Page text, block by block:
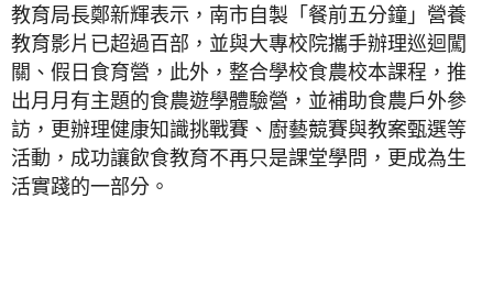
教育局長鄭新輝表示，南市自製「餐前五分鐘」營養
教育影片已超過百部，並與大專校院攜手辦理巡迴闖
關、假日食育營，此外，整合學校食農校本課程，推
出月月有主題的食農遊學體驗營，並補助食農戶外參
訪，更辦理健康知識挑戰賽、廚藝競賽與教案甄選等
活動，成功讓飲食教育不再只是課堂學問，更成為生
活實踐的一部分。